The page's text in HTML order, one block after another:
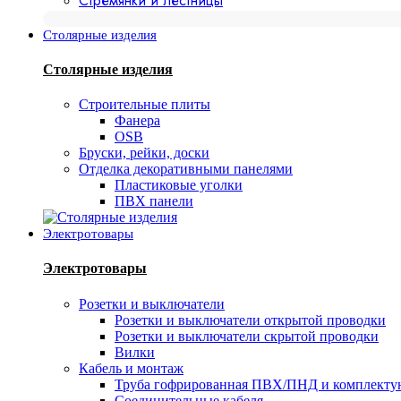
Столярные изделия
Столярные изделия
Строительные плиты
Фанера
OSB
Бруски, рейки, доски
Отделка декоративными панелями
Пластиковые уголки
ПВХ панели
Электротовары
Электротовары
Розетки и выключатели
Розетки и выключатели открытой проводки
Розетки и выключатели скрытой проводки
Вилки
Кабель и монтаж
Труба гофрированная ПВХ/ПНД и